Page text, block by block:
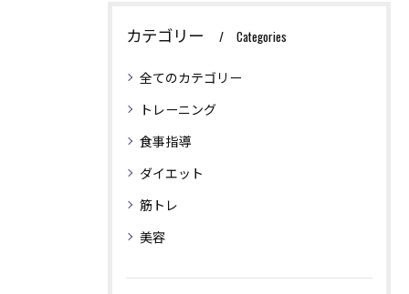
カテゴリー Categories
全てのカテゴリー
トレーニング
食事指導
ダイエット
筋トレ
美容